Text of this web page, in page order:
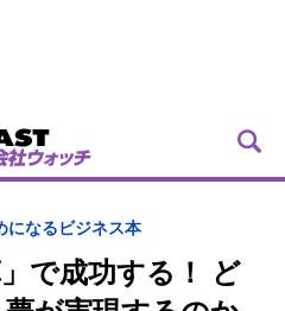
になるビジネス本
で成功する！ ど